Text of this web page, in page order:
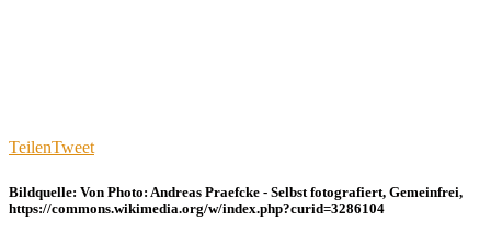
TeilenTweet
Bildquelle: Von Photo: Andreas Praefcke - Selbst fotografiert, Gemeinfrei,
https://commons.wikimedia.org/w/index.php?curid=3286104